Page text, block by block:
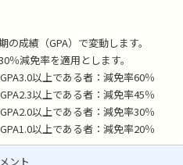
成績（GPA）で変動します。
減免率を適用とします。
以上である者：減免率60％
以上である者：減免率45％
以上である者：減免率30％
以上である者：減免率20％
ント